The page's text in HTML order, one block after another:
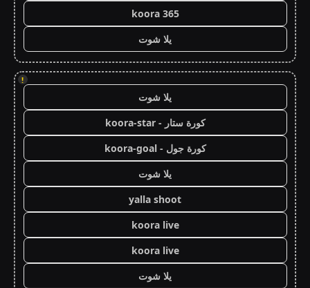
koora 365
يلا شوت
!
يلا شوت
كورة ستار - koora-star
كورة جول - koora-goal
يلا شوت
yalla shoot
koora live
koora live
يلا شوت